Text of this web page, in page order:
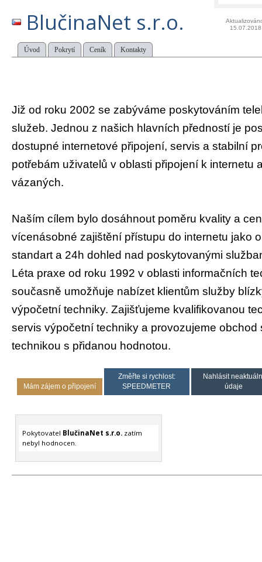
BlučinaNet s.r.o.
15.07.2018
Úvod Pokrytí Ceník Kontakty
Již od roku 2002 se zabýváme poskytováním
služeb. Jednou z našich hlavních předností je
dostupné internetové připojení, servis a stabilní
potřebám uživatelů v oblasti připojení k internetu
vázaných.
Naším cílem bylo dosáhnout poměru kvality a
vícenásobné zajištění přístupu do internetu jako
standart a 24h dohled nad poskytovanými
Léta praxe od roku 1992 v oblasti informačních
současně umožňuje nabízet klientům služby
výpočetní techniky. Zajišťujeme kvalifikovanou
servis výpočetní techniky a provozujeme obchod
technikou s přidanou hodnotou.
Mám zájem o připojení
Změřte si rychlost:
SPEEDMETER
Nahlásit
údaje
Pokytovatel BlučinaNet s.r.o.zatím
nebyl hodnocen.